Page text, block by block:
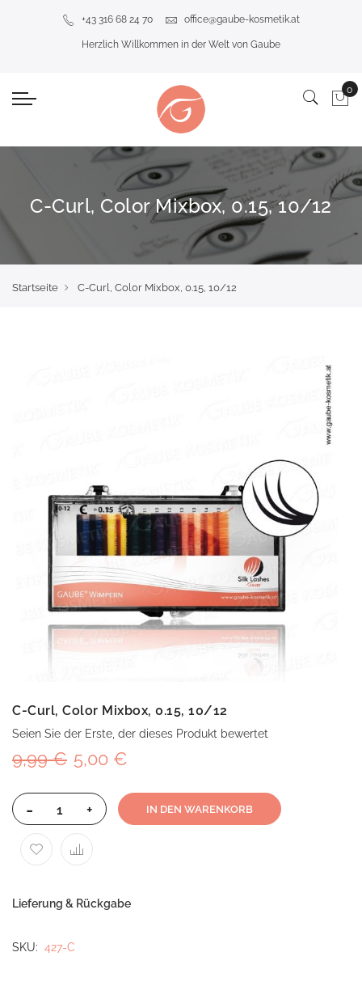
+43 316 68 24 70 office@gaube-kosmetik.at
Herzlich Willkommen in der Welt von Gaube
C-Curl, Color Mixbox, 0.15, 10/12
Startseite C-Curl, Color Mixbox, 0.15, 10/12
C-Curl, Color Mixbox, 0.15, 10/12
Seien Sie der Erste, der dieses Produkt bewertet
5,00 €
9,99 €
- + IN DEN WARENKORB
Lieferung & Rückgabe
SKU 427-C